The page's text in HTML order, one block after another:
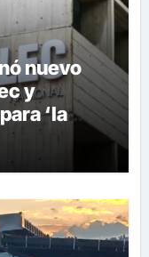
nuevo
y
‘la